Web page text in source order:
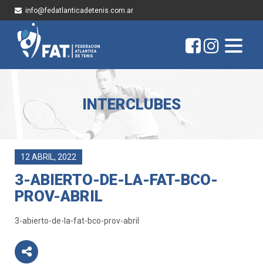
info@fedatlanticadetenis.com.ar
INTERCLUBES
12 ABRIL, 2022
3-ABIERTO-DE-LA-FAT-BCO-
PROV-ABRIL
3-abierto-de-la-fat-bco-prov-abril